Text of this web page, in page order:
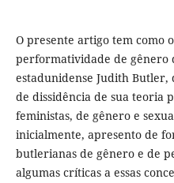
O presente artigo tem como
performatividade de gênero
estadunidense Judith
de dissidência de sua teoria
feministas, de gênero e
inicialmente, apresento de
butlerianas de gênero e de
algumas críticas a essas